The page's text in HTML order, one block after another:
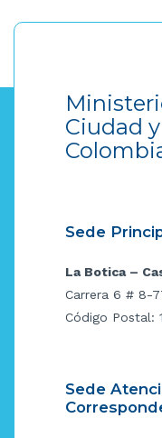
Ciudad
Sede
La Botica –
Carrera 6 # 8-
Código Postal:
Sede